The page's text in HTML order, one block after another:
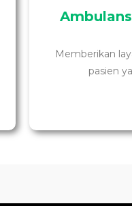
Memberikan
pasien
penanganan dan
tertentu dengan